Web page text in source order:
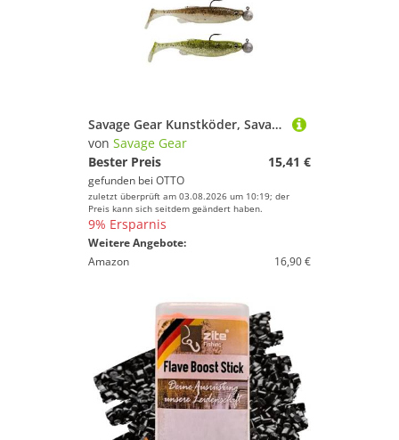
Savage Gear Kunstköder, Savage gear Fat Minnow T-Tail RTF 10,5cm Sinking Clearwater Mix Gummifisch montiert
von Savage Gear
Bester Preis
15,41 €
gefunden bei OTTO
zuletzt überprüft am 03.08.2026 um 10:19; der
Preis kann sich seitdem geändert haben.
9% Ersparnis
Weitere Angebote:
Amazon
16,90 €